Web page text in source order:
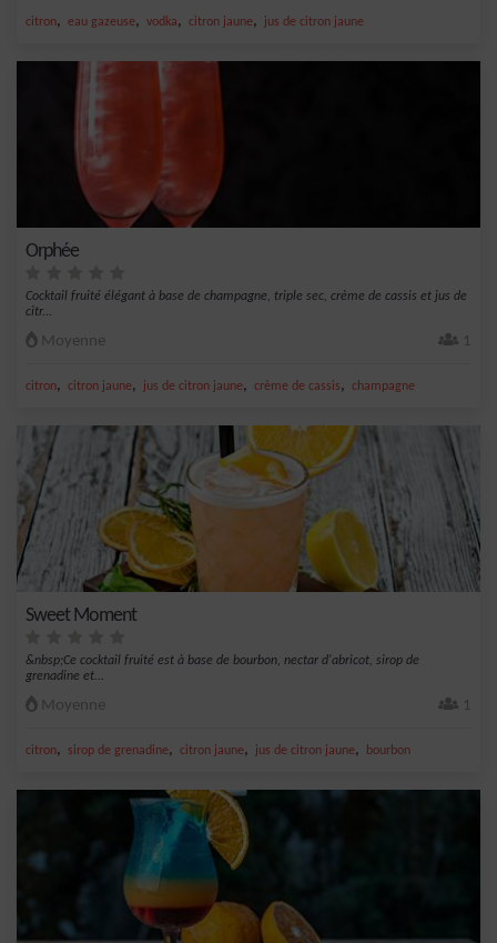
citron, eau gazeuse, vodka, citron jaune, jus de citron jaune
Orphée
Cocktail fruité élégant à base de champagne, triple sec, crème de cassis et jus de
citr...
Moyenne 1
citron, citron jaune, jus de citron jaune, crème de cassis, champagne
Sweet Moment
&nbsp;Ce cocktail fruité est à base de bourbon, nectar d'abricot, sirop de
grenadine et...
Moyenne 1
citron, sirop de grenadine, citron jaune, jus de citron jaune, bourbon